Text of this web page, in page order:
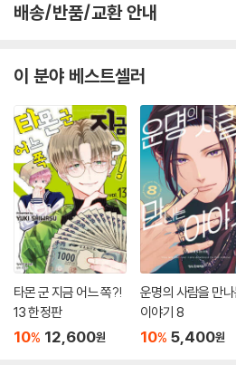
배송/반품/교환 안내
이 분야 베스트셀러
타몬 군 지금 어느 쪽?!
13 한정판
10% 12,600원
운명의 사람을 만
이야기 8
10% 5,400원